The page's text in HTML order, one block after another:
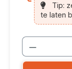
Tip:
te laten